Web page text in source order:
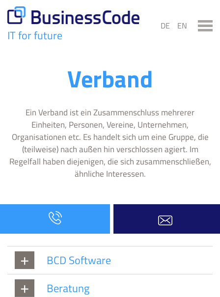
content
IT for future
DE EN
Verband
Ein Verband ist ein Zusammenschluss mehrerer
Einheiten, Personen, Vereine, Unternehmen,
Organisationen etc. Es handelt sich um eine Gruppe, die
(teilweise) nach außen hin verschlossen agiert. Im
Regelfall haben diejenigen, die sich zusammenschließen,
ähnliche Interessen.
BCD Software
Beratung